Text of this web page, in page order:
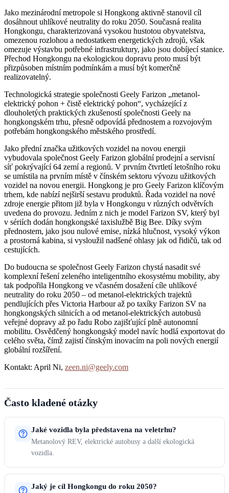
Jako mezinárodní metropole si Hongkong aktivně stanovil cíl
dosáhnout uhlíkové neutrality do roku 2050. Současná realita
Hongkongu, charakterizovaná vysokou hustotou obyvatelstva,
omezenou rozlohou a nedostatkem energetických zdrojů, však
omezuje výstavbu potřebné infrastruktury, jako jsou dobíjecí stanice.
Přechod Hongkongu na ekologickou dopravu proto musí být
přizpůsoben místním podmínkám a musí být komerčně
realizovatelný.
Technologická strategie společnosti Geely Farizon „metanol-
elektrický pohon + čistě elektrický pohon“, vycházející z
dlouholetých praktických zkušeností společnosti Geely na
hongkongském trhu, přesně odpovídá přednostem a rozvojovým
potřebám hongkongského městského prostředí.
Jako přední značka užitkových vozidel na novou energii
vybudovala společnost Geely Farizon globální prodejní a servisní
síť pokrývající 64 zemí a regionů. V prvním čtvrtletí letošního roku
se umístila na prvním místě v čínském sektoru vývozu užitkových
vozidel na novou energii. Hongkong je pro Geely Farizon klíčovým
trhem, kde nabízí nejširší sestavu produktů. Řada vozidel na nové
zdroje energie přitom již byla v Hongkongu v různých odvětvích
uvedena do provozu. Jedním z nich je model Farizon SV, který byl
v sériích dodán hongkongské taxislužbě Big Bee. Díky svým
přednostem, jako jsou nulové emise, nízká hlučnost, vysoký výkon
a prostorná kabina, si vysloužil nadšené ohlasy jak od řidičů, tak od
cestujících.
Do budoucna se společnost Geely Farizon chystá nasadit své
komplexní řešení zeleného inteligentního ekosystému mobility, aby
tak podpořila Hongkong ve včasném dosažení cíle uhlíkové
neutrality do roku 2050 – od metanol-elektrických trajektů
pendlujících přes Victoria Harbour až po taxíky Farizon SV na
hongkongských silnicích a od metanol-elektrických autobusů
veřejné dopravy až po řadu Robo zajišťující plně autonomní
mobilitu. Osvědčený hongkongský model navíc hodlá exportovat do
celého světa, čímž zajistí čínským inovacím na poli nových energií
globální rozšíření.
Kontakt: April Ni, zeen.ni@geely.com
Často kladené otázky
Jaké vozidla byla představena na veletrhu?
Metanolový REV, elektrické autobusy a další ekologická
vozidla.
Jaký je cíl Hongkongu do roku 2050?